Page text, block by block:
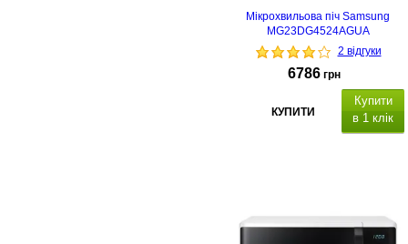
Мікрохвильова піч Samsung
MG23DG4524AGUA
2 відгуки
6786 грн
КУПИТИ
Купити
в 1 клік